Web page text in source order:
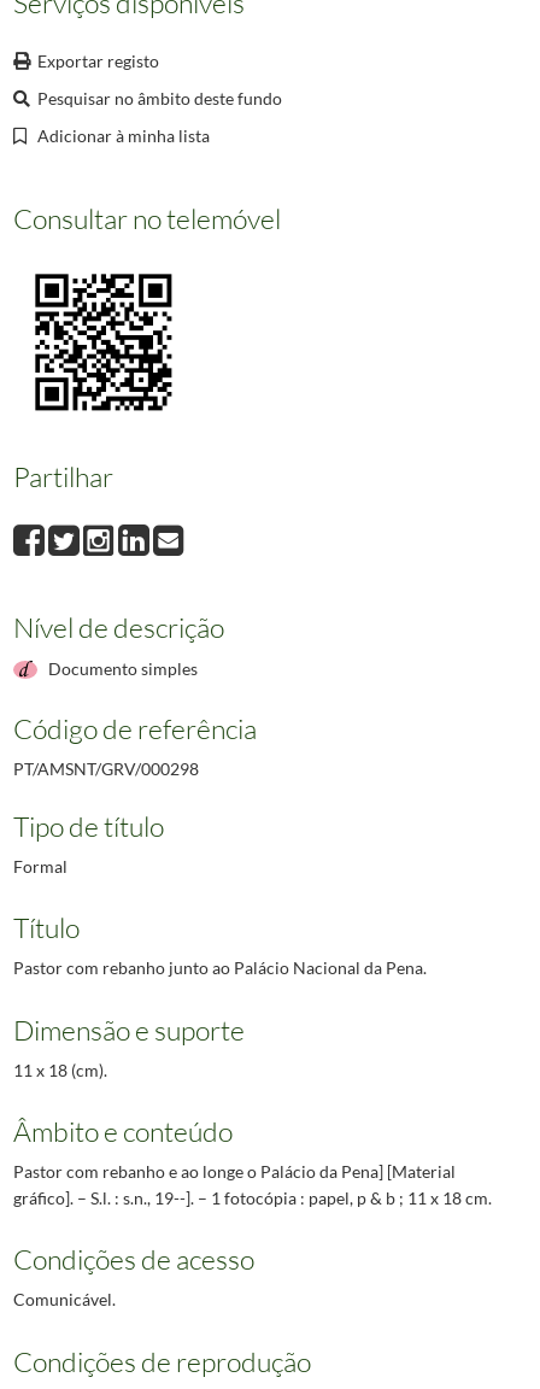
000301Penha Longa. 1852/1852
000303 Segunda Década de las Guerras de Flandes.
(...)
Exportar registo
Pesquisar no âmbito deste fundo
Adicionar à minha lista
Consultar no telemóvel
Partilhar
Nível de descrição
Documento simples
Código de referência
PT/AMSNT/GRV/000298
Tipo de título
Formal
Título
Pastor com rebanho junto ao Palácio Nacional da Pena.
Dimensão e suporte
11 x 18 (cm).
Âmbito e conteúdo
Pastor com rebanho e ao longe o Palácio da Pena] [Material
gráfico]. – S.l. : s.n., 19--]. – 1 fotocópia : papel, p & b ; 11 x 18 cm.
Condições de acesso
Comunicável.
Condições de reprodução